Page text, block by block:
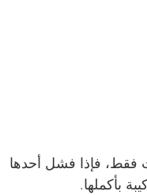
فقط، فإذا فشل أحدها
بأكملها.